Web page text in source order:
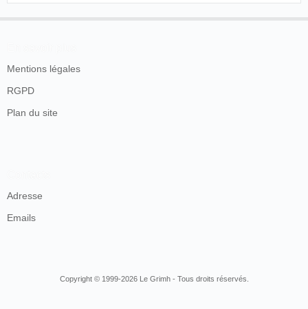
Mentions légales
RGPD
Plan du site
Adresse
Emails
Copyright © 1999-2026 Le Grimh - Tous droits réservés.